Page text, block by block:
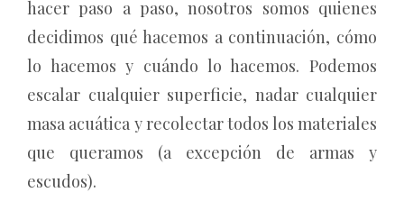
hacer paso a paso, nosotros somos quienes
decidimos qué hacemos a continuación, cómo
lo hacemos y cuándo lo hacemos. Podemos
escalar cualquier superficie, nadar cualquier
masa acuática y recolectar todos los materiales
que queramos (a excepción de armas y
escudos).